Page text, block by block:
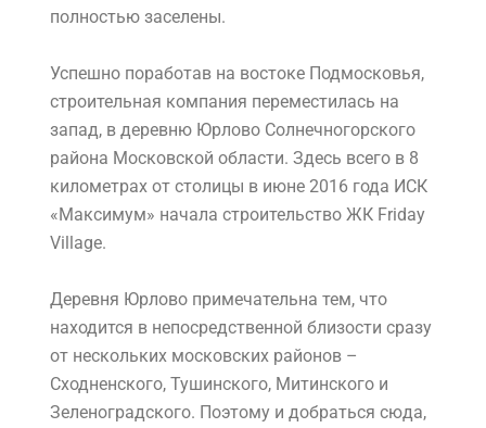
полностью заселены.
Успешно поработав на востоке Подмосковья,
строительная компания переместилась на
запад, в деревню Юрлово Солнечногорского
района Московской области. Здесь всего в 8
километрах от столицы в июне 2016 года ИСК
«Максимум» начала строительство ЖК Friday
Village.
Деревня Юрлово примечательна тем, что
находится в непосредственной близости сразу
от нескольких московских районов –
Сходненского, Тушинского, Митинского и
Зеленоградского. Поэтому и добраться сюда,